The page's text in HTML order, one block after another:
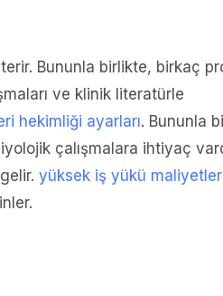
Bununla birlikte, birkaç
ve klinik literatürle
hekimliği ayarları. Bununla
çalışmalara ihtiyaç
yüksek iş yükü